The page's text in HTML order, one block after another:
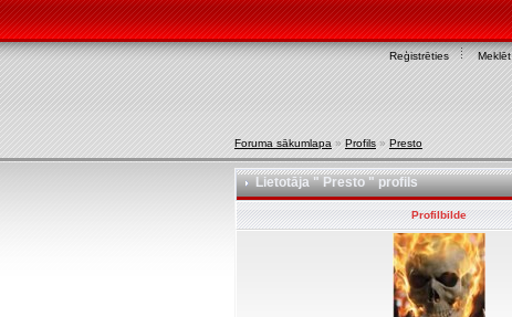
Reģistrēties Meklēt
Foruma sākumlapa » Profils » Presto
Lietotāja " Presto " profils
Profilbilde